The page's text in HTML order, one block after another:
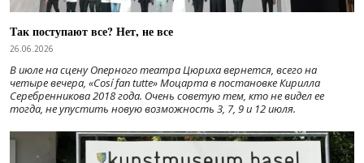
Так поступают все? Нет, не все
26.06.2026
В июле на сцену Оперного театра Цюриха вернется, всего на
четыре вечера, «Cosí fan tutte» Моцарта в постановке Кирилла
Серебренникова 2018 года. Очень советую тем, кто не видел ее
тогда, не упустить новую возможность 3, 7, 9 и 12 июля.